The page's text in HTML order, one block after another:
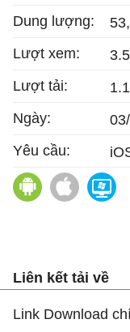
Dung lượng:
Lượt xem:
Lượt tải:
Ngày:
Yêu cầu:
TeamLink
Liên kết tải về
Link Download